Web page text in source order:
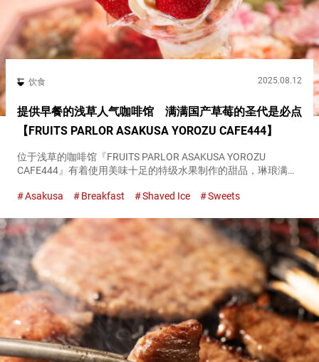
饮食 2025.08.12
提供早餐的浅草人气咖啡馆 满满国产草莓的圣代是必点
【FRUITS PARLOR ASAKUSA YOROZU CAFE444】
位于浅草的咖啡馆『FRUITS PARLOR ASAKUSA YOROZU
CAFE444』有着使用美味十足的特级水果制作的甜品，琳琅满
刨冰和圣代，各种甜品让来访的人们尽享乐趣。 可...
Asakusa Breakfast Shaved Ice Sweets